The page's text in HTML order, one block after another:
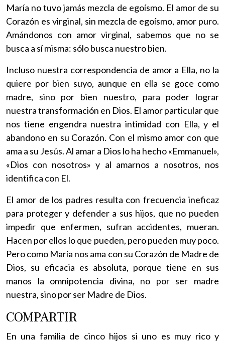
María no tuvo jamás mezcla de egoísmo. El amor de su
Corazón es virginal, sin mezcla de egoísmo, amor puro.
Amándonos con amor virginal, sabemos que no se
busca a sí misma: sólo busca nuestro bien.
Incluso nuestra correspondencia de amor a Ella, no la
quiere por bien suyo, aunque en ella se goce como
madre, sino por bien nuestro, para poder lograr
nuestra transformación en Dios. El amor particular que
nos tiene engendra nuestra intimidad con Ella, y el
abandono en su Corazón. Con el mismo amor con que
ama a su Jesús. Al amar a Dios lo ha hecho «Emmanuel»,
«Dios con nosotros» y al amarnos a nosotros, nos
identifica con El.
El amor de los padres resulta con frecuencia ineficaz
para proteger y defender a sus hijos, que no pueden
impedir que enfermen, sufran accidentes, mueran.
Hacen por ellos lo que pueden, pero pueden muy poco.
Pero como María nos ama con su Corazón de Madre de
Dios, su eficacia es absoluta, porque tiene en sus
manos la omnipotencia divina, no por ser madre
nuestra, sino por ser Madre de Dios.
COMPARTIR
En una familia de cinco hijos si uno es muy rico y